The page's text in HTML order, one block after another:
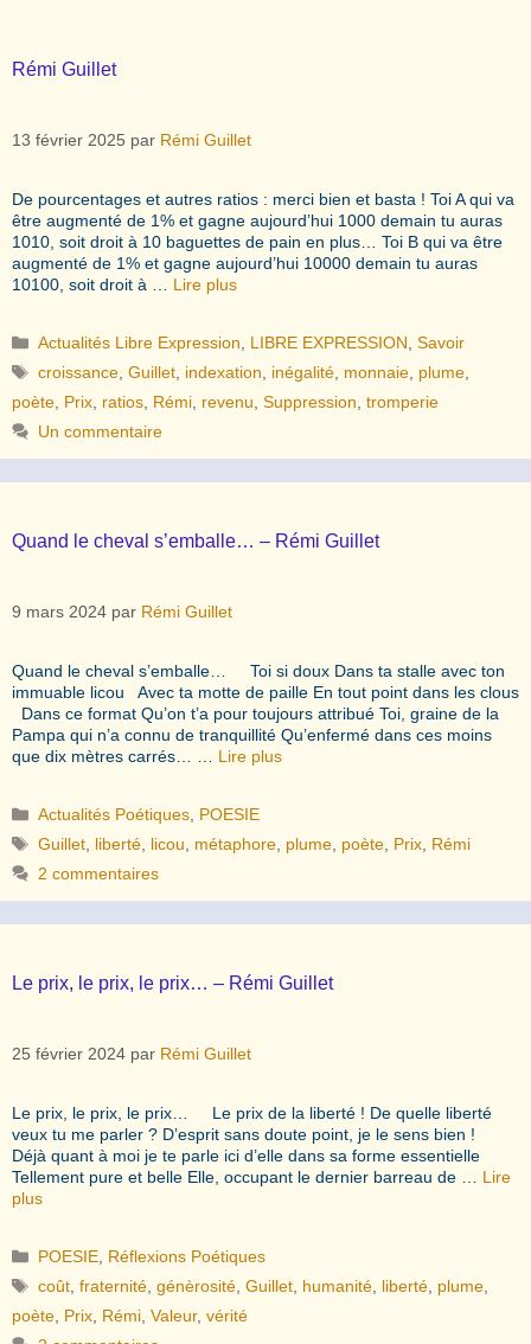
Rémi Guillet
13 février 2025 par Rémi Guillet
De pourcentages et autres ratios : merci bien et basta ! Toi A qui va
être augmenté de 1% et gagne aujourd’hui 1000 demain tu auras
1010, soit droit à 10 baguettes de pain en plus… Toi B qui va être
augmenté de 1% et gagne aujourd’hui 10000 demain tu auras
10100, soit droit à … Lire plus
Catégories
Actualités Libre Expression LIBRE EXPRESSION ,Savoir
Étiquettes
croissance ,Guillet indexation inégalité monnaie plume
poète Prix ratios Rémi revenu Suppression tromperie
Un commentaire
Quand le cheval s’emballe… – Rémi Guillet
9 mars 2024 par Rémi Guillet
Quand le cheval s’emballe… Toi si doux Dans ta stalle avec ton
immuable licou Avec ta motte de paille En tout point dans les clous
Dans ce format Qu’on t’a pour toujours attribué Toi, graine de la
Pampa qui n’a connu de tranquillité Qu’enfermé dans ces moins
que dix mètres carrés… … Lire plus
Catégories
Actualités Poétiques POESIE
Étiquettes
Guillet liberté licou métaphore plume poète Prix Rémi
2 commentaires
Le prix, le prix, le prix… – Rémi Guillet
25 février 2024 par Rémi Guillet
Le prix, le prix, le prix… Le prix de la liberté ! De quelle liberté
veux tu me parler ? D’esprit sans doute point, je le sens bien !
Déjà quant à moi je te parle ici d’elle dans sa forme essentielle
Tellement pure et belle Elle, occupant le dernier barreau de … Lire
plus
Catégories
POESIE Réflexions Poétiques
Étiquettes
coût ,fraternité ,génèrosité ,Guillet humanité liberté plume
poète Prix Rémi Valeur, vérité